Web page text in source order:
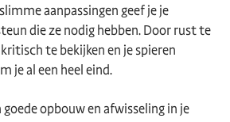
aanpassingen geef je je
die ze nodig hebben. Door rust te
te bekijken en je spieren
je al een heel eind.
opbouw en afwisseling in je